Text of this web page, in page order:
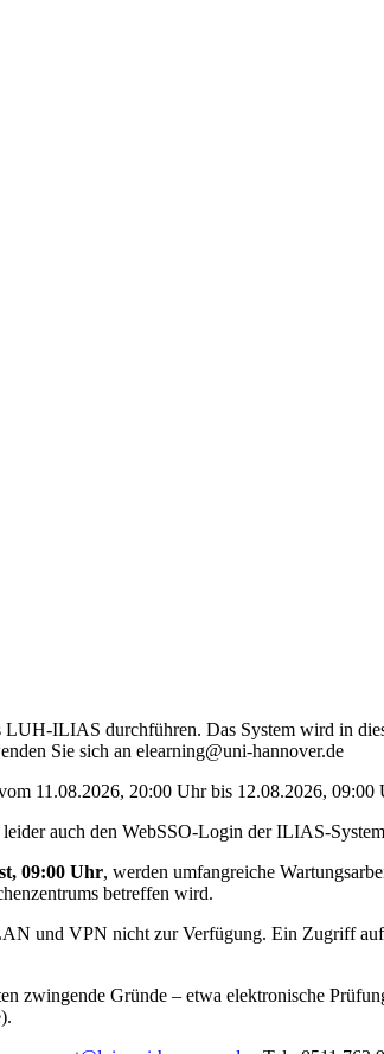
ILIAS durchführen. Das System wird in
Sie sich an elearning@uni-hannover.de
11.08.2026, 20:00 Uhr bis 12.08.2026, 09:00
auch den WebSSO-Login der ILIAS-
09:00 Uhr, werden umfangreiche
betreffen wird.
und VPN nicht zur Verfügung. Ein Zugriff
zwingende Gründe – etwa elektronische